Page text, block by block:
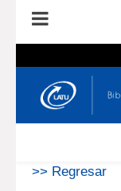
>> Regresar